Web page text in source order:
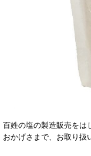
百姓の塩の製造販売をは
おかげさまで、お取り扱